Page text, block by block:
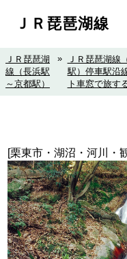
ＪＲ琵琶湖線
ＪＲ琵琶湖
線（長浜駅
～京都駅）
»
ＪＲ琵琶湖線
駅）停車駅沿
ト車窓で旅す
[栗東市・湖沼・河川・